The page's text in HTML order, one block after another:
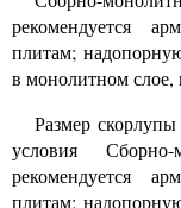
рекомендуется
плитам;
в монолитном
Размер
условия
рекомендуется
плитам;